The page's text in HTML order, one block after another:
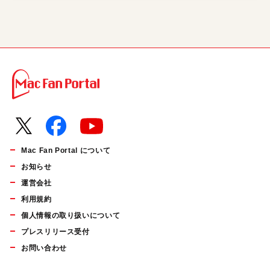
Mac Fan Portal について
お知らせ
運営会社
利用規約
個人情報の取り扱いについて
プレスリリース受付
お問い合わせ